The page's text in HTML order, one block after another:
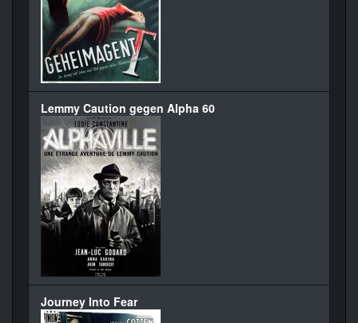
Lemmy Caution gegen Alpha 60
Journey Into Fear